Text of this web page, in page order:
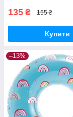
135 ₴ 155 ₴
Купити
–13%